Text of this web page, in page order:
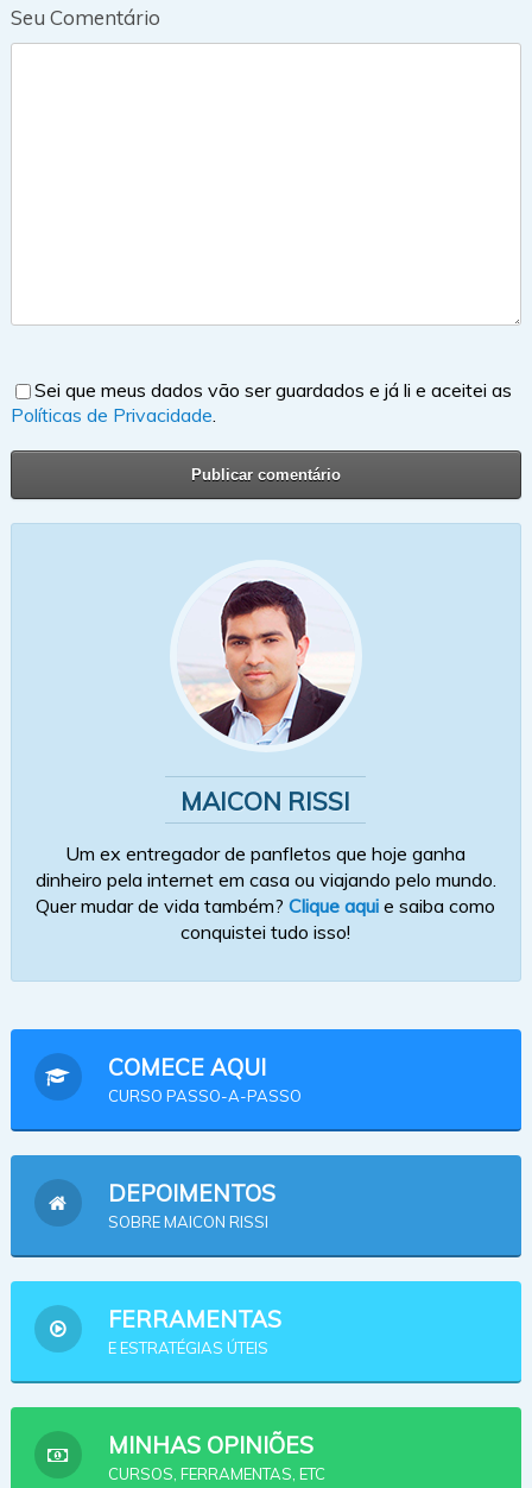
Seu Comentário
Sei que meus dados vão ser guardados e já li e aceitei as
Políticas de Privacidade.
MAICON RISSI
Um ex entregador de panfletos que hoje ganha
dinheiro pela internet em casa ou viajando pelo mundo.
Quer mudar de vida também?Clique aqui e saiba como
conquistei tudo isso!
COMECE AQUI
CURSO PASSO-A-PASSO
DEPOIMENTOS
SOBRE MAICON RISSI
FERRAMENTAS
E ESTRATÉGIAS ÚTEIS
MINHAS OPINIÕES
CURSOS, FERRAMENTAS, ETC